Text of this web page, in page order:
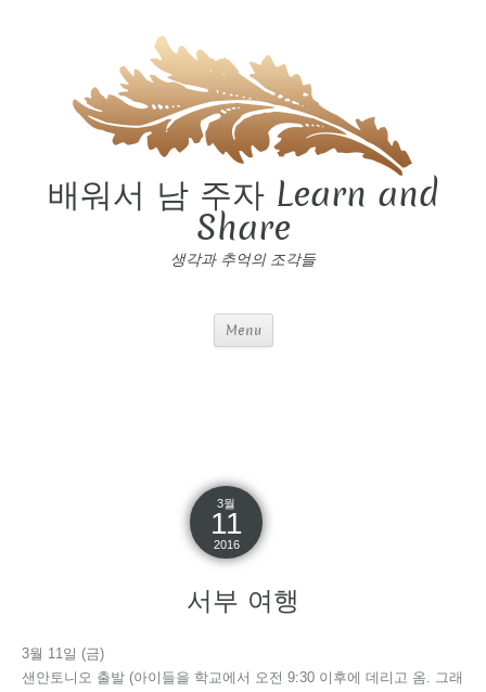
배워서 남 주자 Learn and
Share
생각과 추억의 조각들
Menu
3월
11
2016
서부 여행
3월 11일 (금)
샌안토니오 출발 (아이들을 학교에서 오전 9:30 이후에 데리고 옴. 그래